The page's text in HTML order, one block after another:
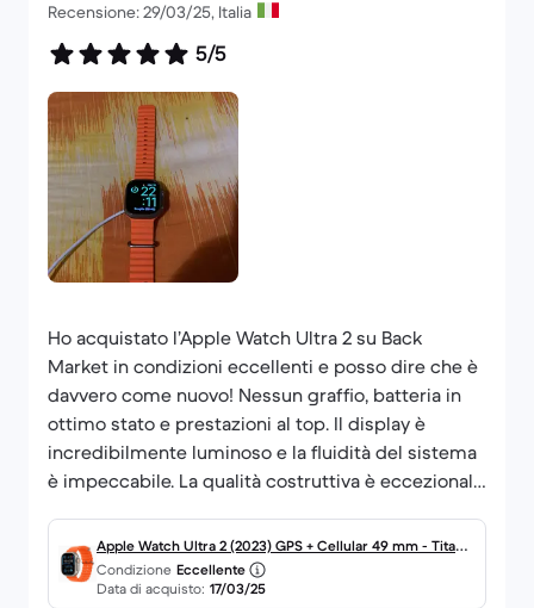
Recensione: 29/03/25, Italia
5/5
Ho acquistato l’Apple Watch Ultra 2 su Back
Market in condizioni eccellenti e posso dire che è
davvero come nuovo! Nessun graffio, batteria in
ottimo stato e prestazioni al top. Il display è
incredibilmente luminoso e la fluidità del sistema
è impeccabile. La qualità costruttiva è eccezionale
L’autonomia è sorprendente e le funzioni avanzate,
come il doppio tap e il GPS di precisione, lo
rendono il miglior smartwatch sul mercato.
Apple Watch Ultra 2 (2023) GPS + Cellular 49 mm - Titanio
Titanio naturale - Cinturino Ocean Arancione
Condizione Eccellente
Data di acquisto: 17/03/25